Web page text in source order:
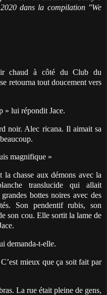
dans la compilation "We
chaud à côté du Club du
retourna tout doucement vers
» lui répondit Jace.
noir. Alec ricana. Il aimait sa
magnifique »
chasse aux démons avec la
translucide qui allait
bottes noires avec des
Son pendentif rubis, son
son cou. Elle sortit la lame de
demanda-t-elle.
mieux que ça soit fait par
La rue était pleine de gens,